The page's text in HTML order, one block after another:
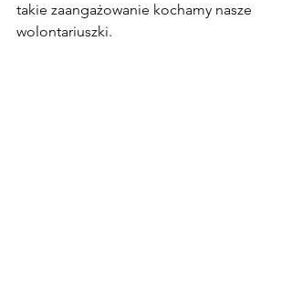
takie zaangażowanie kochamy nasze
wolontariuszki.